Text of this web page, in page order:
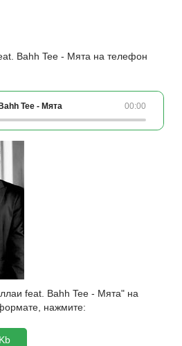
Bahh Tee - Мята на телефон
00:00
Tee - Мята
feat. Bahh Tee - Мята" на
нажмите: